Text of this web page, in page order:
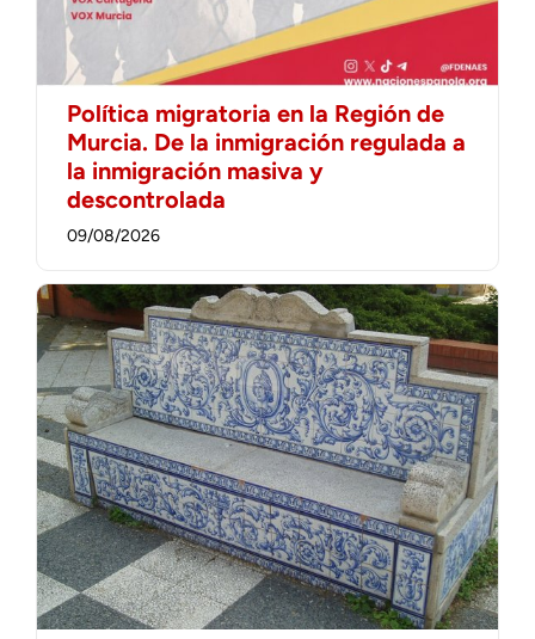
Política migratoria en la Región de
Murcia. De la inmigración regulada a
la inmigración masiva y
descontrolada
09/08/2026